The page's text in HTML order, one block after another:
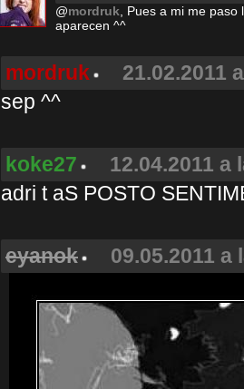
@mordruk , Pues a mi me
aparecen ^^
mordruk
21.02.2011
sep ^^
koke27
12.04.2011 a
adri t aS POSTO
eyanok 09.05.2011 a